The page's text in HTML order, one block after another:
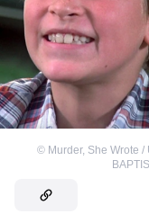
© Murder, She Wrote